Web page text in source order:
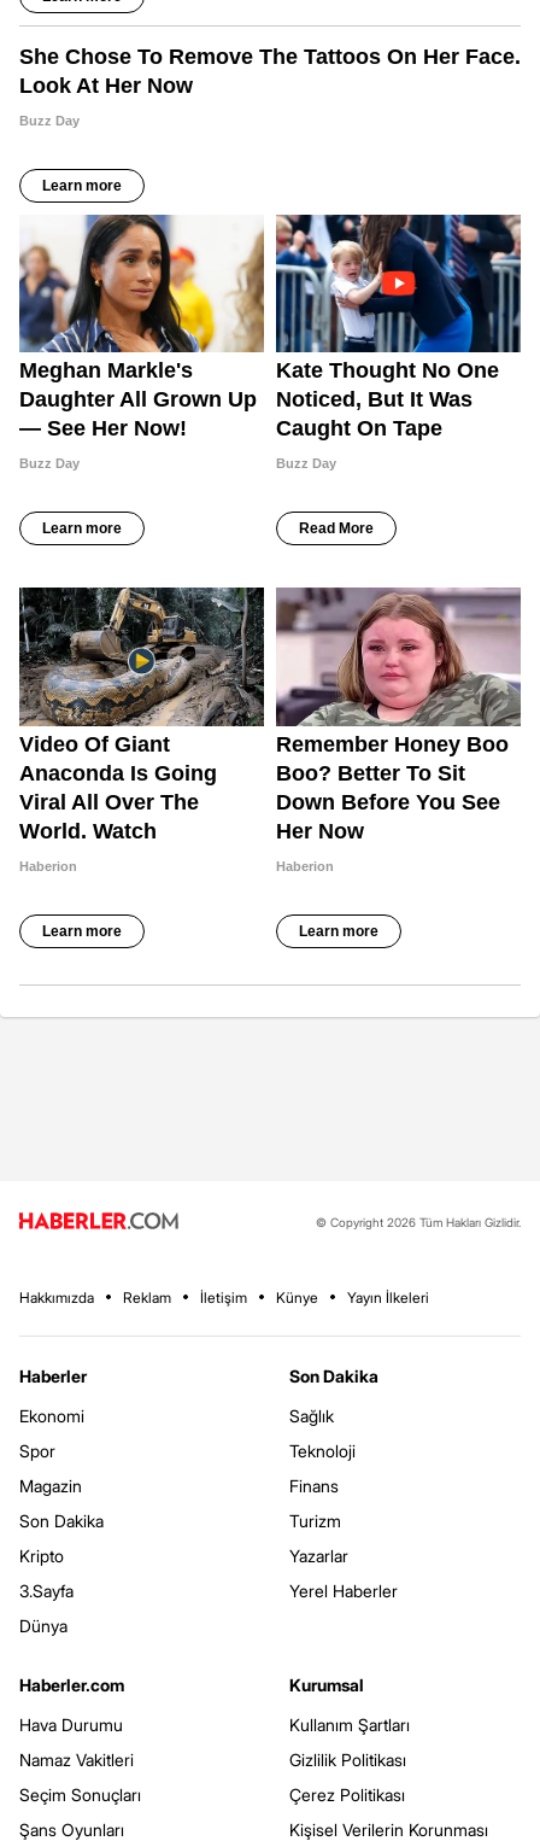
© Copyright 2026 Tüm Hakları Gizlidir.
Hakkımızda Reklam İletişim Künye Yayın İlkeleri
Haberler
Ekonomi
Spor
Magazin
Son Dakika
Kripto
3.Sayfa
Dünya
Son Dakika
Sağlık
Teknoloji
Finans
Turizm
Yazarlar
Yerel Haberler
Haberler.com
Hava Durumu
Namaz Vakitleri
Seçim Sonuçları
Şans Oyunları
Kurumsal
Kullanım Şartları
Gizlilik Politikası
Çerez Politikası
Kişisel Verilerin Korunması